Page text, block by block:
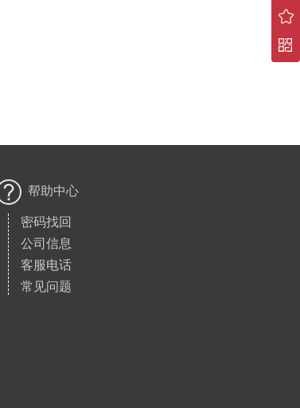
帮助中心
密码找回
公司信息
客服电话
常见问题